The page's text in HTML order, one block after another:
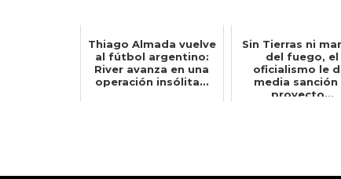
Thiago Almada vuelve
al fútbol argentino:
River avanza en una
operación insólita...
Sin Tierras ni
del fuego, el
oficialismo le
media sanción
proyecto...